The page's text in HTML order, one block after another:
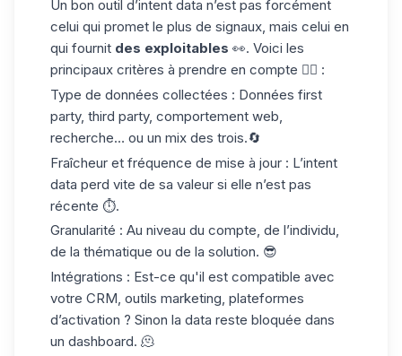
Un bon outil d’intent data n’est pas forcément
celui qui promet le plus de signaux, mais celui en
qui fournit des exploitables 👀. Voici les
principaux critères à prendre en compte 👇🏻 :
Type de données collectées : Données first
party, third party, comportement web,
recherche… ou un mix des trois.🔄
Fraîcheur et fréquence de mise à jour : L’intent
data perd vite de sa valeur si elle n’est pas
récente ⏱️.
Granularité : Au niveau du compte, de l’individu,
de la thématique ou de la solution. 😎
Intégrations : Est-ce qu'il est compatible avec
votre CRM, outils marketing, plateformes
d’activation ? Sinon la data reste bloquée dans
un dashboard. 🫠